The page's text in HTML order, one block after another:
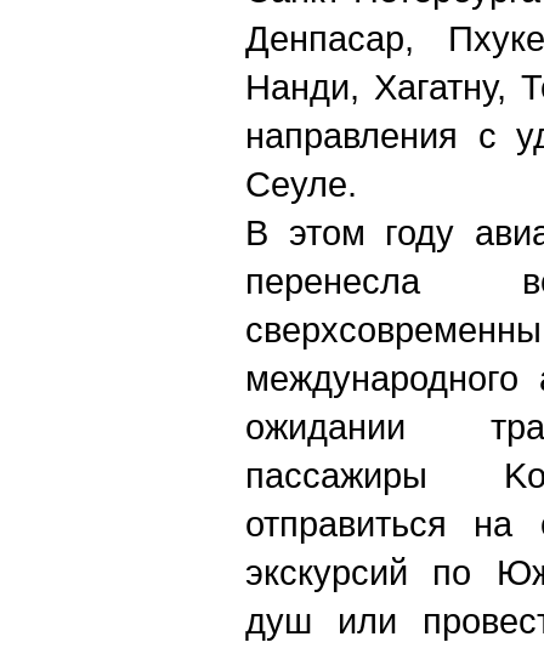
Денпасар,
Нанди, Хагатну,
направления с
Сеуле.
В этом году
ожидании
пассажиры
отправиться
экскурсий по
душ или